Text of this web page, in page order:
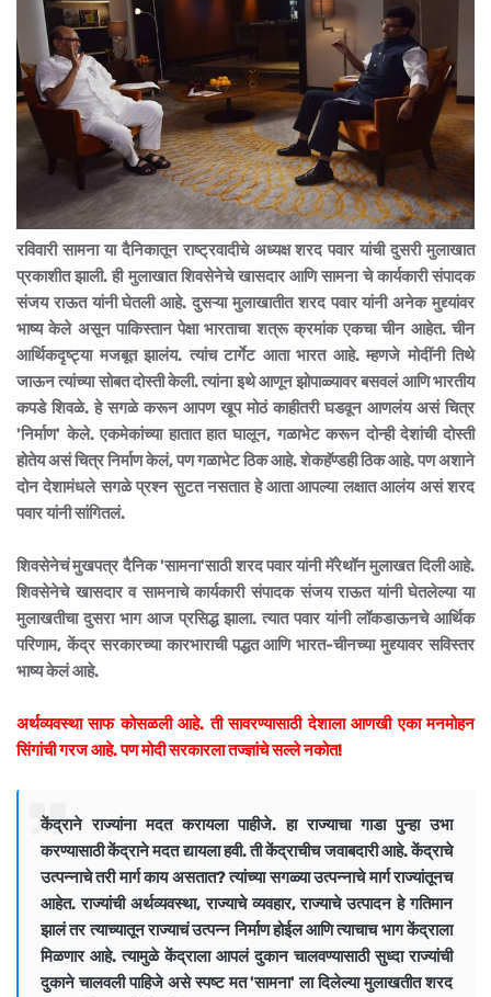
रविवारी सामना या दैनिकातून राष्ट्रवादीचे अध्यक्ष शरद पवार यांची दुसरी मुलाखात
प्रकाशीत झाली. ही मुलाखात शिवसेनेचे खासदार आणि सामना चे कार्यकारी संपादक
संजय राऊत यांनी घेतली आहे. दुसऱ्या मुलाखातीत शरद पवार यांनी अनेक मुद्द्यांवर
भाष्य केले असून पाकिस्तान पेक्षा भारताचा शत्रू क्रमांक एकचा चीन आहेत. चीन
आर्थिकदृष्ट्या मजबूत झालंय. त्यांच टार्गेट आता भारत आहे. म्हणजे मोदींनी तिथे
जाऊन त्यांच्या सोबत दोस्ती केली. त्यांना इथे आणून झोपाळ्यावर बसवलं आणि भारतीय
कपडे शिवळे. हे सगळे करून आपण खूप मोठं काहीतरी घडवून आणलंय असं चित्र
'निर्माण' केले. एकमेकांच्या हातात हात घालून, गळाभेट करून दोन्ही देशांची दोस्ती
होतेय असं चित्र निर्माण केलं, पण गळाभेट ठिक आहे. शेकहॅण्डही ठिक आहे. पण अशाने
दोन देशामंधले सगळे प्रश्न सुटत नसतात हे आता आपल्या लक्षात आलंय असं शरद
पवार यांनी सांगितलं.
शिवसेनेचं मुखपत्र दैनिक 'सामना'साठी शरद पवार यांनी मॅरेथॉन मुलाखत दिली आहे.
शिवसेनेचे खासदार व सामनाचे कार्यकारी संपादक संजय राऊत यांनी घेतलेल्या या
मुलाखतीचा दुसरा भाग आज प्रसिद्ध झाला. त्यात पवार यांनी लॉकडाऊनचे आर्थिक
परिणाम, केंद्र सरकारच्या कारभाराची पद्धत आणि भारत-चीनच्या मुद्द्यावर सविस्तर
भाष्य केलं आहे.
अर्थव्यवस्था साफ कोसळली आहे. ती सावरण्यासाठी देशाला आणखी एका मनमोहन
सिंगांची गरज आहे. पण मोदी सरकारला तज्ज्ञांचे सल्ले नकोत!
केंद्राने राज्यांना मदत करायला पाहीजे. हा राज्याचा गाडा पुन्हा उभा
करण्यासाठी केंद्राने मदत द्यायला हवी. ती केंद्राचीच जवाबदारी आहे. केंद्राचे
उत्पन्नाचे तरी मार्ग काय असतात? त्यांच्या सगळ्या उत्पन्नाचे मार्ग राज्यांतूनच
आहेत. राज्यांची अर्थव्यवस्था, राज्याचे व्यवहार, राज्याचे उत्पादन हे गतिमान
झालं तर त्याच्यातून राज्याचं उत्पन्न निर्माण होईल आणि त्याचाच भाग केंद्राला
मिळणार आहे. त्यामुळे केंद्राला आपलं दुकान चालवण्यासाठी सुध्दा राज्यांची
दुकाने चालवली पाहिजे असे स्पष्ट मत 'सामना' ला दिलेल्या मुलाखतीत शरद